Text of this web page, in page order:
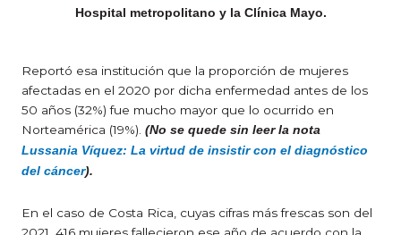
Hospital metropolitano y la Clínica Mayo.
Reportó esa institución que la proporción de mujeres
afectadas en el 2020 por dicha enfermedad antes de los
50 años (32%) fue mucho mayor que lo ocurrido en
Norteamérica (19%). (No se quede sin leer la nota
Lussania Víquez: La virtud de insistir con el diagnóstico
del cáncer).
En el caso de Costa Rica, cuyas cifras más frescas son del